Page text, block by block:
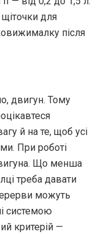
для
після
двигун. Тому
й на те, щоб усі
При роботі
Що менша
треба давати
можуть
системою
критерій —